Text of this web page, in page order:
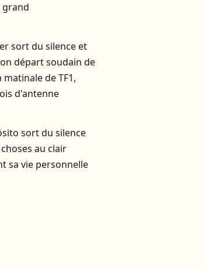
grand
sort du silence et
départ soudain de
matinale de TF1,
d'antenne
sort du silence
au clair
sa vie personnelle